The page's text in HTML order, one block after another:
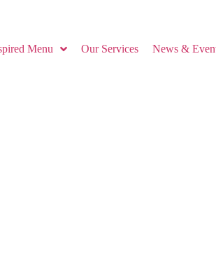
Menu Our Services News &